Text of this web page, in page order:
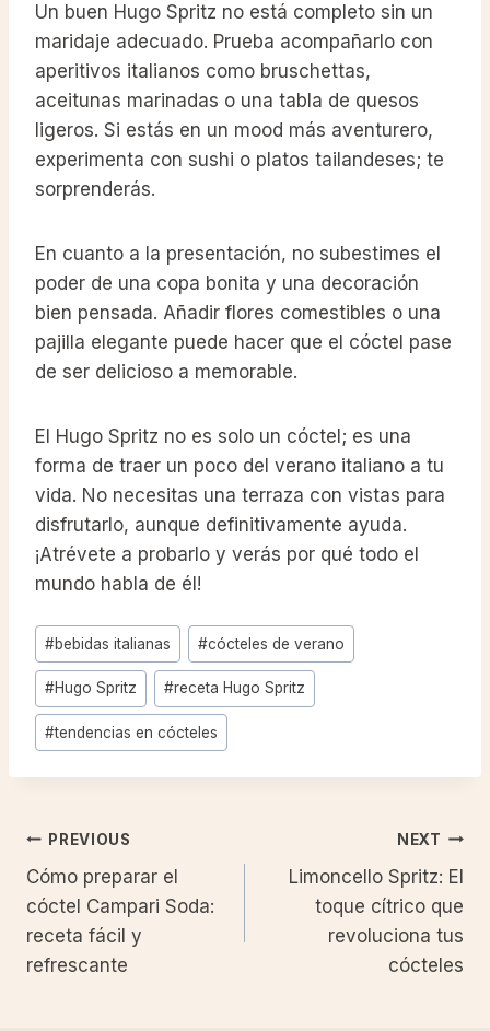
Un buen Hugo Spritz no está completo sin un
maridaje adecuado. Prueba acompañarlo con
aperitivos italianos como bruschettas,
aceitunas marinadas o una tabla de quesos
ligeros. Si estás en un mood más aventurero,
experimenta con sushi o platos tailandeses; te
sorprenderás.
En cuanto a la presentación, no subestimes el
poder de una copa bonita y una decoración
bien pensada. Añadir flores comestibles o una
pajilla elegante puede hacer que el cóctel pase
de ser delicioso a memorable.
El Hugo Spritz no es solo un cóctel; es una
forma de traer un poco del verano italiano a tu
vida. No necesitas una terraza con vistas para
disfrutarlo, aunque definitivamente ayuda.
¡Atrévete a probarlo y verás por qué todo el
mundo habla de él!
Post
Tags:
#bebidas italianas #cócteles de verano
#Hugo Spritz #receta Hugo Spritz
#tendencias en cócteles
Post
navigation
PREVIOUS
Cómo preparar el
cóctel Campari Soda:
receta fácil y
refrescante
NEXT
Limoncello Spritz: El
toque cítrico que
revoluciona tus
cócteles